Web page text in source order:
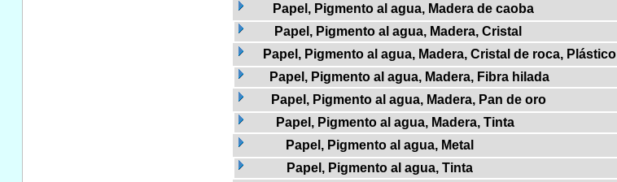
Papel, Pigmento al agua, Madera de caoba
Papel, Pigmento al agua, Madera, Cristal
Papel, Pigmento al agua, Madera, Cristal de roca, Plástico
Papel, Pigmento al agua, Madera, Fibra hilada
Papel, Pigmento al agua, Madera, Pan de oro
Papel, Pigmento al agua, Madera, Tinta
Papel, Pigmento al agua, Metal
Papel, Pigmento al agua, Tinta